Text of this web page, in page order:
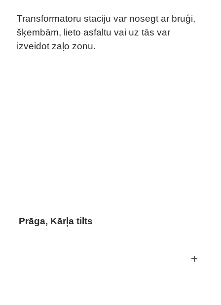
Transformatoru staciju var nosegt ar bruģi,
šķembām, lieto asfaltu vai uz tās var
izveidot zaļo zonu.
Prāga, Kārļa tilts